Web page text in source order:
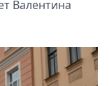
Валентина